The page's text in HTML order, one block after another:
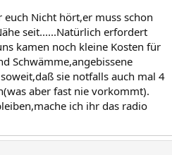
Nicht hört,er muss schon
seit......Natürlich erfordert
kamen noch kleine Kosten für
Schwämme,angebissene
sie notfalls auch mal 4
aber fast nie vorkommt).
ich ihr das radio